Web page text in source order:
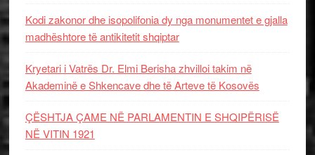
Kodi zakonor dhe isopolifonia dy nga monumentet e gjalla
madhështore të antikitetit shqiptar
Kryetari i Vatrës Dr. Elmi Berisha zhvilloi takim në
Akademinë e Shkencave dhe të Arteve të Kosovës
ÇËSHTJA ÇAME NË PARLAMENTIN E SHQIPËRISË
NË VITIN 1921